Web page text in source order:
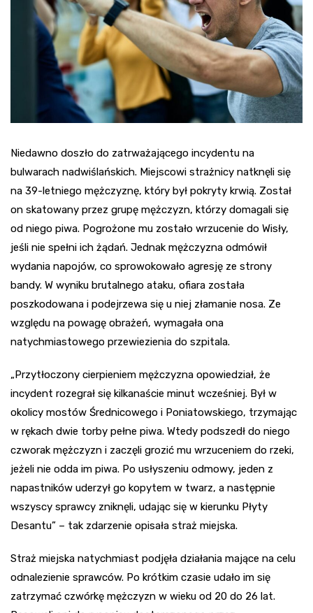
Niedawno doszło do zatrważającego incydentu na
bulwarach nadwiślańskich. Miejscowi strażnicy natknęli się
na 39-letniego mężczyznę, który był pokryty krwią. Został
on skatowany przez grupę mężczyzn, którzy domagali się
od niego piwa. Pogrożone mu zostało wrzucenie do Wisły,
jeśli nie spełni ich żądań. Jednak mężczyzna odmówił
wydania napojów, co sprowokowało agresję ze strony
bandy. W wyniku brutalnego ataku, ofiara została
poszkodowana i podejrzewa się u niej złamanie nosa. Ze
względu na powagę obrażeń, wymagała ona
natychmiastowego przewiezienia do szpitala.
„Przytłoczony cierpieniem mężczyzna opowiedział, że
incydent rozegrał się kilkanaście minut wcześniej. Był w
okolicy mostów Średnicowego i Poniatowskiego, trzymając
w rękach dwie torby pełne piwa. Wtedy podszedł do niego
czworak mężczyzn i zaczęli grozić mu wrzuceniem do rzeki,
jeżeli nie odda im piwa. Po usłyszeniu odmowy, jeden z
napastników uderzył go kopytem w twarz, a następnie
wszyscy sprawcy zniknęli, udając się w kierunku Płyty
Desantu” – tak zdarzenie opisała straż miejska.
Straż miejska natychmiast podjęła działania mające na celu
odnalezienie sprawców. Po krótkim czasie udało im się
zatrzymać czwórkę mężczyzn w wieku od 20 do 26 lat.